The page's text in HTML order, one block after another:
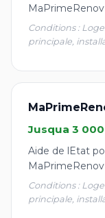
Conditions :
principale,
Jusqua 3
Aide de lEtat
Conditions :
principale,